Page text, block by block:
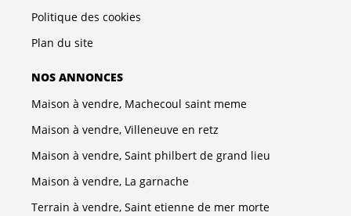
Politique des cookies
Plan du site
NOS ANNONCES
Maison à vendre, Machecoul saint meme
Maison à vendre, Villeneuve en retz
Maison à vendre, Saint philbert de grand lieu
Maison à vendre, La garnache
Terrain à vendre, Saint etienne de mer morte